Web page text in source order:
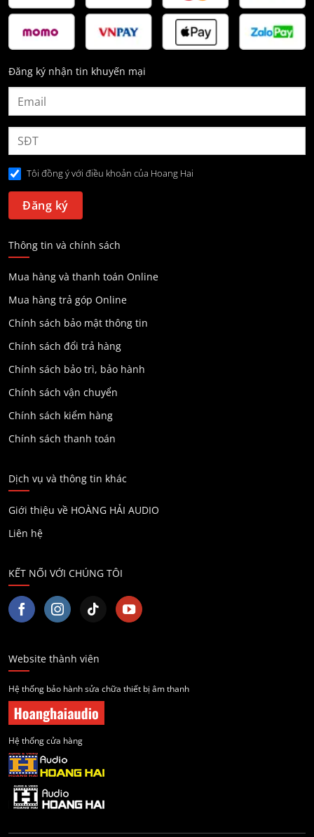
Đăng ký nhận tin khuyến mại
Tôi đồng ý với điều khoản của Hoang Hai
Thông tin và chính sách
Mua hàng và thanh toán Online
Mua hàng trả góp Online
Chính sách bảo mật thông tin
Chính sách đổi trả hàng
Chính sách bảo trì, bảo hành
Chính sách vận chuyển
Chính sách kiểm hàng
Chính sách thanh toán
Dịch vụ và thông tin khác
Giới thiệu về HOÀNG HẢI AUDIO
Liên hệ
KẾT NỐI VỚI CHÚNG TÔI
Website thành viên
Hệ thống bảo hành sửa chữa thiết bị âm thanh
Hệ thống cửa hàng